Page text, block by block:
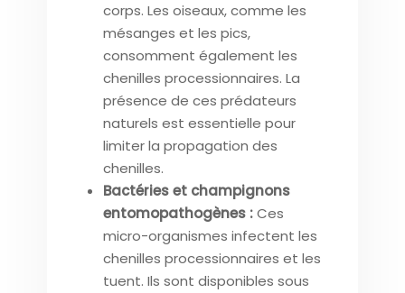
corps. Les oiseaux, comme les
mésanges et les pics,
consomment également les
chenilles processionnaires. La
présence de ces prédateurs
naturels est essentielle pour
limiter la propagation des
chenilles.
Bactéries et champignons
entomopathogènes :Ces
micro-organismes infectent les
chenilles processionnaires et les
tuent. Ils sont disponibles sous